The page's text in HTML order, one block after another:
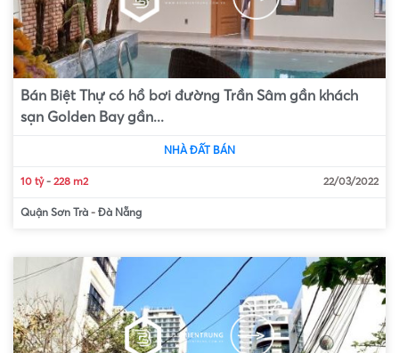
Bán Biệt Thự có hồ bơi đường Trần Sâm gần khách
sạn Golden Bay gần...
NHÀ ĐẤT BÁN
10 tỷ- 228 m2 22/03/2022
Quận Sơn Trà - Đà Nẵng